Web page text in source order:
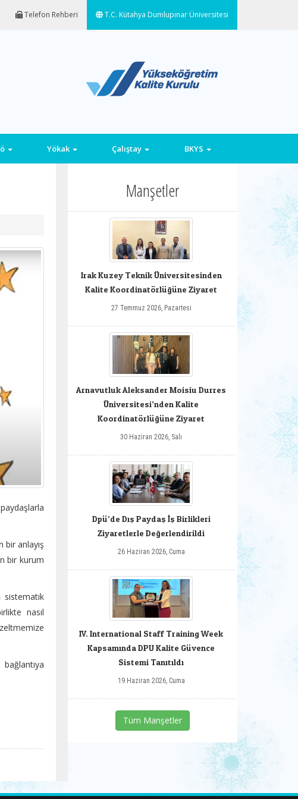
Telefon Rehberi T.C. Kütahya Dumlupınar Üniversitesi
Yökak Çalıştay BKYS
anlayış
bir kurum
sistematik
nasıl
Manşetler
Irak Kuzey Teknik Üniversitesinden
Kalite Koordinatörlüğüne Ziyaret
27 Temmuz 2026, Pazartesi
Arnavutluk Aleksander Moisiu Durres
Üniversitesi’nden Kalite
Koordinatörlüğüne Ziyaret
30 Haziran 2026, Salı
Dpü’de Dış Paydaş İş Birlikleri
Ziyaretlerle Değerlendirildi
26 Haziran 2026, Cuma
IV. International Staff Training Week
Kapsamında DPU Kalite Güvence
Sistemi Tanıtıldı
19 Haziran 2026, Cuma
Tüm Manşetler